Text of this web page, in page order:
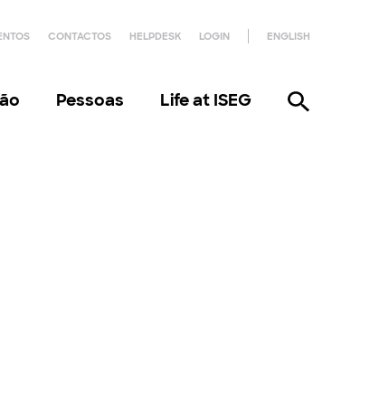
CONTACTOS HELPDESK LOGIN ENGLISH
Pessoas Life at ISEG